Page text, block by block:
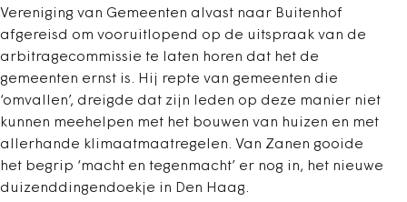
Vereniging van Gemeenten alvast naar Buitenhof
afgereisd om vooruitlopend op de uitspraak van de
arbitragecommissie te laten horen dat het de
gemeenten ernst is. Hij repte van gemeenten die
‘omvallen’, dreigde dat zijn leden op deze manier niet
kunnen meehelpen met het bouwen van ­huizen en met
allerhande klimaatmaatregelen. Van Zanen gooide
het begrip ‘macht en tegenmacht’ er nog in, het nieuwe
duizenddingendoekje in Den Haag.